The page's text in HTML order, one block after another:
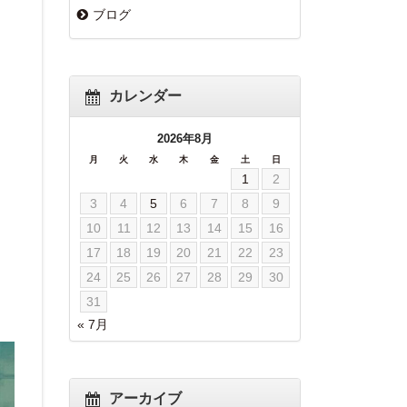
ブログ
カレンダー
2026年8月
月 火 水 木 金 土 日
1
2
3
4 5 6 7 8
9
10
11 12 13 14 15
16
17
18 19 20 21 22
23
24
25 26 27 28 29
30
31
« 7月
アーカイブ